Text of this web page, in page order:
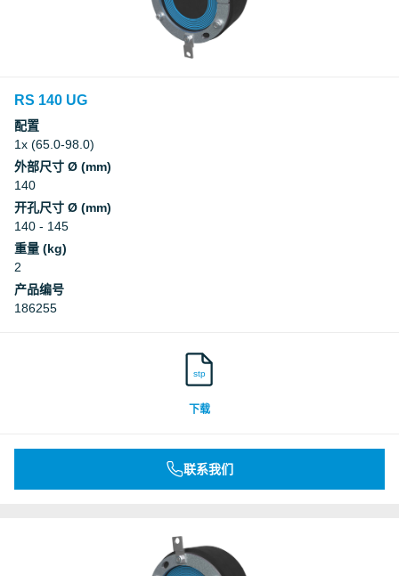
RS 140 UG
配置
1x (65.0-98.0)
外部尺寸 Ø (mm)
140
开孔尺寸 Ø (mm)
140 - 145
重量 (kg)
2
产品编号
186255
stp
下载
联系我们